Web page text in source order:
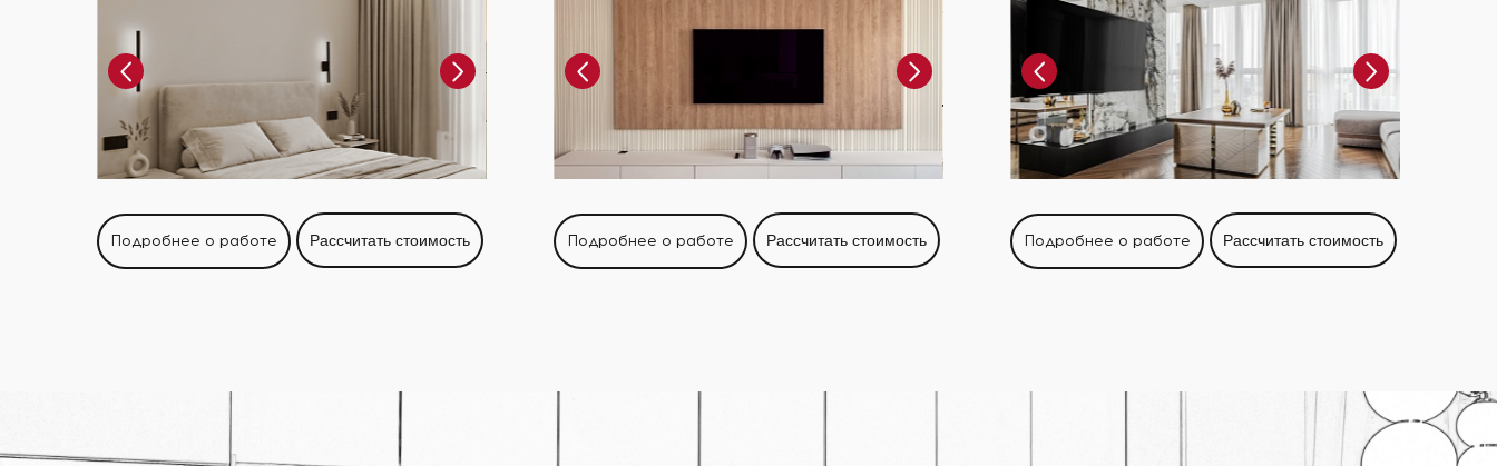
Подробнее о работе Рассчитать стоимость Подробнее о работе Рассчитать стоимость Подробнее о работе Рассчитать стоимость